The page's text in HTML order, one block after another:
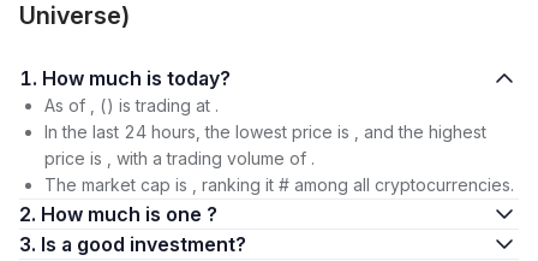
Universe)
1. How much is today?
As of , () is trading at .
In the last 24 hours, the lowest price is , and the highest
price is , with a trading volume of .
The market cap is , ranking it # among all cryptocurrencies.
2. How much is one ?
3. Is a good investment?